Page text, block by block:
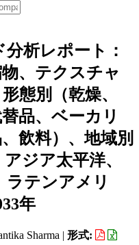
析レポート：
、テクスチャ
態別（乾燥、
品、ベーカリ
飲料）、地域別
ジア太平洋、
テンアメリ
年
Sharma | 形式: